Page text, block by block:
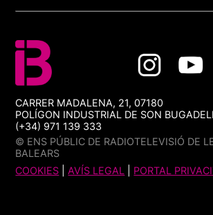
CARRER MADALENA, 21, 07180
POLÍGON INDUSTRIAL DE SON
(+34) 971 139 333
© ENS PÚBLIC DE RADIOTELEVISIÓ DE
BALEARS
COOKIES |AVÍS LEGAL PORTAL